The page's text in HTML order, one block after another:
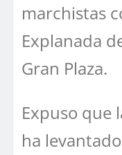
marchistas
Explanada
Gran Plaza.
Expuso que
ha